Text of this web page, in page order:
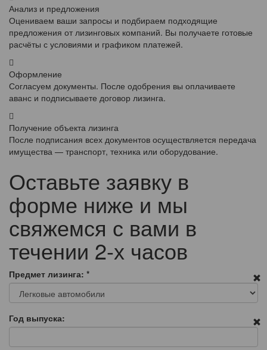
Анализ и предложения
Оцениваем ваши запросы и подбираем подходящие
предложения от лизинговых компаний. Вы получаете готовые
расчёты с условиями и графиком платежей.
Оформление
Согласуем документы. После одобрения вы оплачиваете
аванс и подписываете договор лизинга.
Получение объекта лизинга
После подписания всех документов осуществляется передача
имущества — транспорт, техника или оборудование.
Оставьте заявку в
форме ниже и мы
свяжемся с вами в
течении 2-х часов
Предмет лизинга: *
Год выпуска: